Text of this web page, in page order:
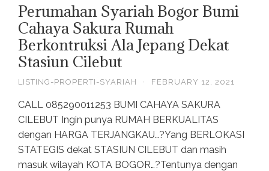
Perumahan Syariah Bogor Bumi
Cahaya Sakura Rumah
Berkontruksi Ala Jepang Dekat
Stasiun Cilebut
LISTING-PROPERTI-SYARIAH · FEBRUARY 12, 2021
CALL 085290011253 BUMI CAHAYA SAKURA
CILEBUT Ingin punya RUMAH BERKUALITAS
dengan HARGA TERJANGKAU…?Yang BERLOKASI
STATEGIS dekat STASIUN CILEBUT dan masih
masuk wilayah KOTA BOGOR…?Tentunya dengan